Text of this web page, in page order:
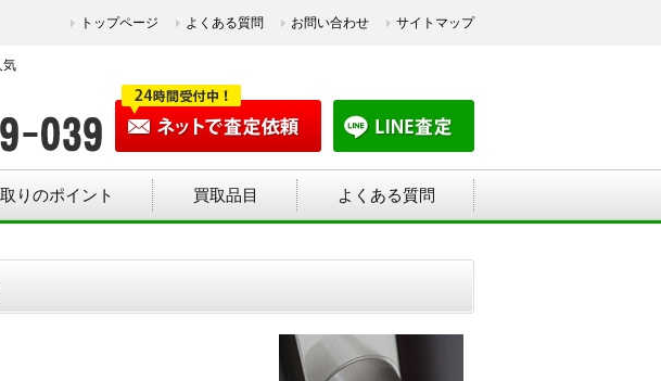
トップページ よくある質問 お問い合わせ サイトマップ
気
りのポイント 買取品目 よくある質問